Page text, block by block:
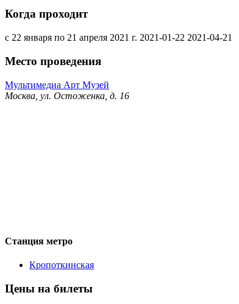
Когда проходит
с 22 января по 21 апреля 2021 г. 2021-01-22 2021-04-21
Место проведения
Мультимедиа Арт Музей
Москва, ул. Остоженка, д. 16
Станция метро
Кропоткинская
Цены на билеты